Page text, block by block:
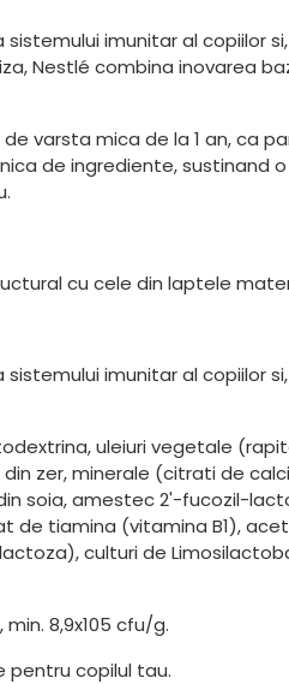
sistemului imunitar al
Nestlé combina inovarea
de varsta mica de la 1 an,
de ingrediente,
cu cele din laptele
sistemului imunitar al
uleiuri vegetale
zer, minerale (citrati de
soia, amestec 2'-fucozil-
de tiamina (vitamina B1),
culturi de
8,9x105 cfu/g.
pentru copilul tau.